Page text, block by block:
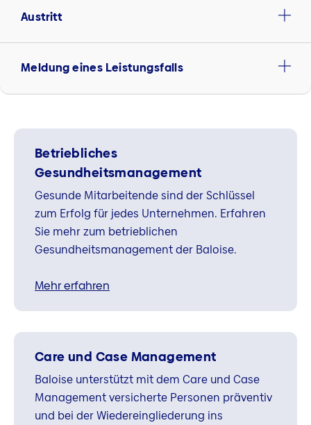
Austritt
Meldung eines Leistungsfalls
Betriebliches
Gesundheitsmanagement
Gesunde Mitarbeitende sind der Schlüssel
zum Erfolg für jedes Unternehmen. Erfahren
Sie mehr zum betrieblichen
Gesundheitsmanagement der Baloise.
Mehr erfahren
Care und Case Management
Baloise unterstützt mit dem Care und Case
Management versicherte Personen präventiv
und bei der Wiedereingliederung ins